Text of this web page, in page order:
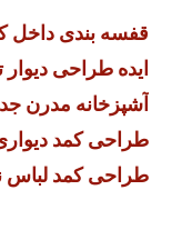
قفسه بندی داخل
ایده طراحی دیوار
آشپزخانه مدرن
طراحی کمد دیواری
طراحی کمد لباس